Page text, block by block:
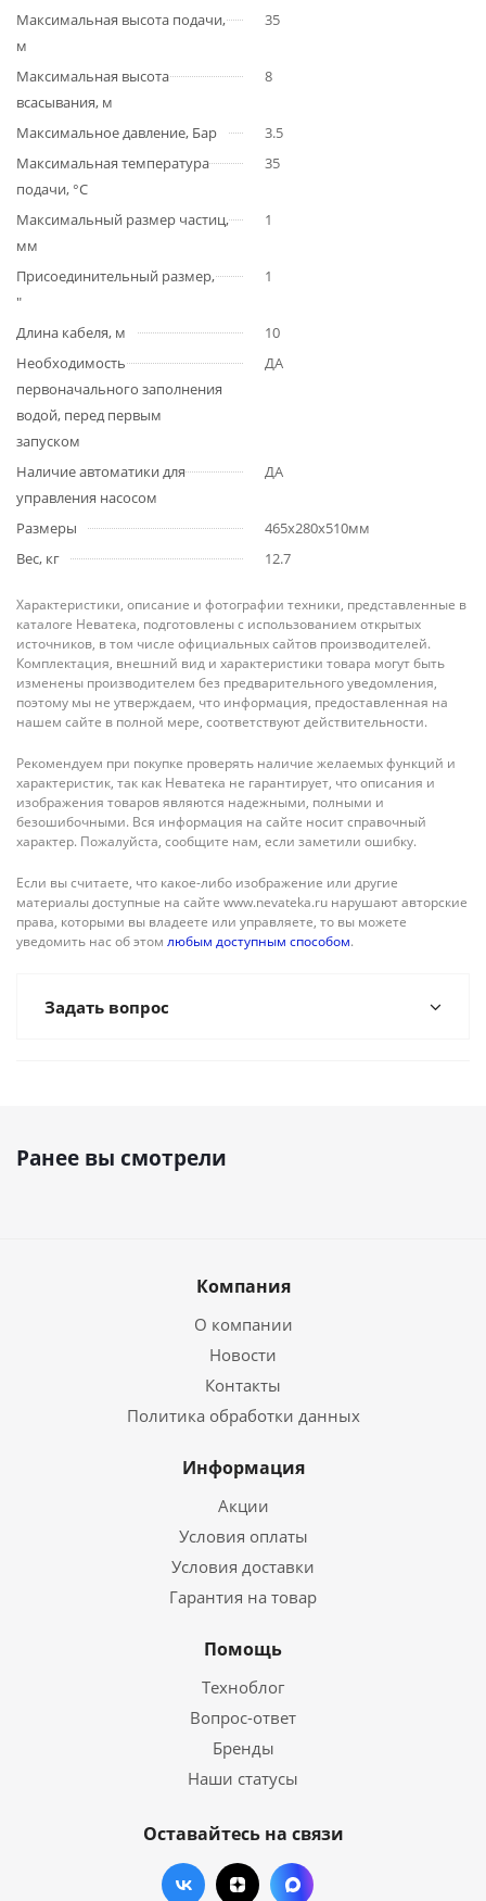
Максимальная высота подачи,
м
35
Максимальная высота
всасывания, м
8
Максимальное давление, Бар
3.5
Максимальная температура
подачи, °С
35
Максимальный размер частиц,
мм
1
Присоединительный размер,
"
1
Длина кабеля, м
10
Необходимость
первоначального заполнения
водой, перед первым
запуском
ДА
Наличие автоматики для
управления насосом
ДА
Размеры
465x280x510мм
Вес, кг
12.7
Характеристики, описание и фотографии техники, представленные в
каталоге Неватека, подготовлены с использованием открытых
источников, в том числе официальных сайтов производителей.
Комплектация, внешний вид и характеристики товара могут быть
изменены производителем без предварительного уведомления,
поэтому мы не утверждаем, что информация, предоставленная на
нашем сайте в полной мере, соответствуют действительности.
Рекомендуем при покупке проверять наличие желаемых функций и
характеристик, так как Неватека не гарантирует, что описания и
изображения товаров являются надежными, полными и
безошибочными. Вся информация на сайте носит справочный
характер. Пожалуйста, сообщите нам, если заметили ошибку.
Если вы считаете, что какое-либо изображение или другие
материалы доступные на сайте www.nevateka.ru нарушают авторские
права, которыми вы владеете или управляете, то вы можете
уведомить нас об этом любым доступным способом.
Задать вопрос
Ранее вы смотрели
Компания
О компании
Новости
Контакты
Политика обработки данных
Информация
Акции
Условия оплаты
Условия доставки
Гарантия на товар
Помощь
Техноблог
Вопрос-ответ
Бренды
Наши статусы
Оставайтесь на связи